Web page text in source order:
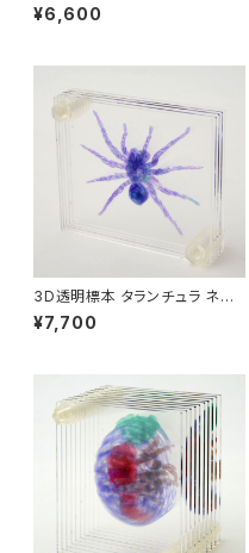
¥6,600
3D透明標本 タランチュラ ネジ
3Dデータ収録USBメモリ付
¥7,700